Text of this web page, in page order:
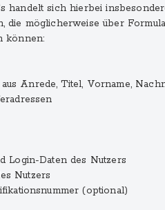
handelt sich hierbei
die möglicherweise über
können:
Anrede, Titel, Vorname,
Login-Daten des Nutzers
Nutzers
(optional)